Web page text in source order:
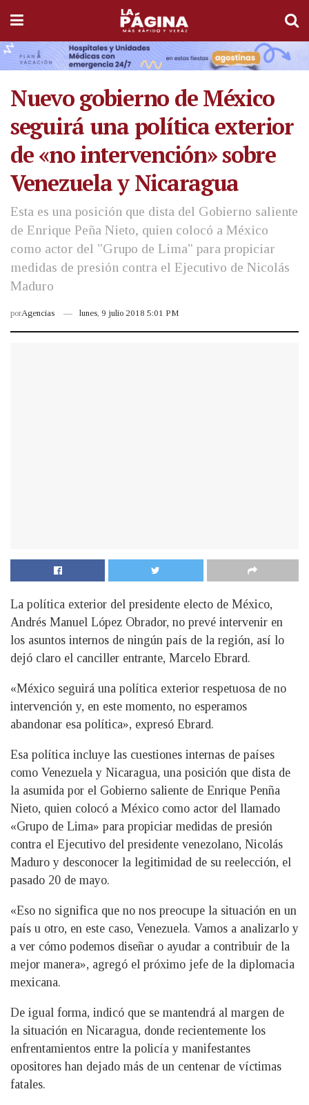
Nuevo gobierno de México
seguirá una política exterior
de «no intervención» sobre
Venezuela y Nicaragua
Esta es una posición que dista del Gobierno saliente
de Enrique Peña Nieto, quien colocó a México
como actor del "Grupo de Lima" para propiciar
medidas de presión contra el Ejecutivo de Nicolás
Maduro
porAgencias lunes, 9 julio 2018 5:01 PM
La política exterior del presidente electo de México,
Andrés Manuel López Obrador, no prevé intervenir en
los asuntos internos de ningún país de la región, así lo
dejó claro el canciller entrante, Marcelo Ebrard.
«México seguirá una política exterior respetuosa de no
intervención y, en este momento, no esperamos
abandonar esa política», expresó Ebrard.
Esa política incluye las cuestiones internas de países
como Venezuela y Nicaragua, una posición que dista de
la asumida por el Gobierno saliente de Enrique Penña
Nieto, quien colocó a México como actor del llamado
«Grupo de Lima» para propiciar medidas de presión
contra el Ejecutivo del presidente venezolano, Nicolás
Maduro y desconocer la legitimidad de su reelección, el
pasado 20 de mayo.
«Eso no significa que no nos preocupe la situación en un
país u otro, en este caso, Venezuela. Vamos a analizarlo y
a ver cómo podemos diseñar o ayudar a contribuir de la
mejor manera», agregó el próximo jefe de la diplomacia
mexicana.
De igual forma, indicó que se mantendrá al margen de
la situación en Nicaragua, donde recientemente los
enfrentamientos entre la policía y manifestantes
opositores han dejado más de un centenar de víctimas
fatales.